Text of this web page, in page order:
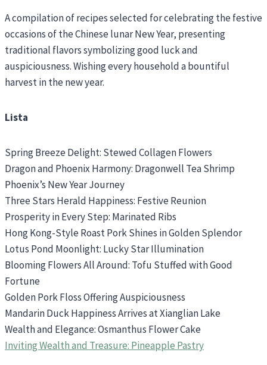
A compilation of recipes selected for celebrating the festive
occasions of the Chinese lunar New Year, presenting
traditional flavors symbolizing good luck and
auspiciousness. Wishing every household a bountiful
harvest in the new year.
Lista
Spring Breeze Delight: Stewed Collagen Flowers
Dragon and Phoenix Harmony: Dragonwell Tea Shrimp
Phoenix’s New Year Journey
Three Stars Herald Happiness: Festive Reunion
Prosperity in Every Step: Marinated Ribs
Hong Kong-Style Roast Pork Shines in Golden Splendor
Lotus Pond Moonlight: Lucky Star Illumination
Blooming Flowers All Around: Tofu Stuffed with Good
Fortune
Golden Pork Floss Offering Auspiciousness
Mandarin Duck Happiness Arrives at Xianglian Lake
Wealth and Elegance: Osmanthus Flower Cake
Inviting Wealth and Treasure: Pineapple Pastry